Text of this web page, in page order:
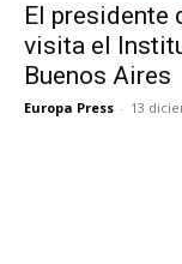
El presidente
visita el
Buenos Aires
Europa Press - 13